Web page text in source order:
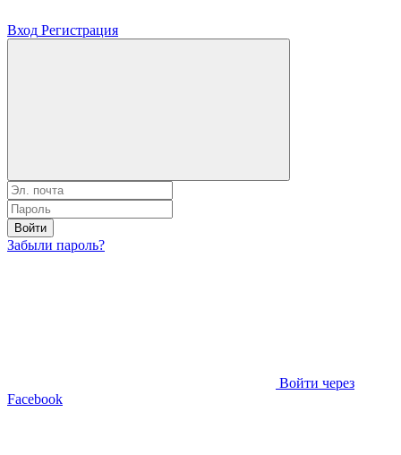
Вход Регистрация
Войти
Забыли пароль?
Войти через
Facebook